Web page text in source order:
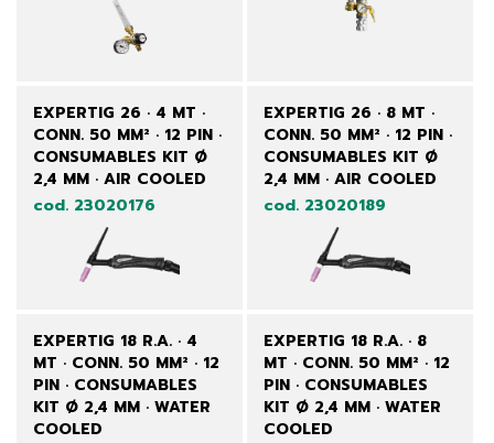
EXPERTIG 26 · 4 MT ·
CONN. 50 MM² · 12 PIN ·
CONSUMABLES KIT Ø
2,4 MM · AIR COOLED
cod. 23020176
EXPERTIG 26 · 8 MT ·
CONN. 50 MM² · 12 PIN ·
CONSUMABLES KIT Ø
2,4 MM · AIR COOLED
cod. 23020189
EXPERTIG 18 R.A. · 4
MT · CONN. 50 MM² · 12
PIN · CONSUMABLES
KIT Ø 2,4 MM · WATER
COOLED
EXPERTIG 18 R.A. · 8
MT · CONN. 50 MM² · 12
PIN · CONSUMABLES
KIT Ø 2,4 MM · WATER
COOLED